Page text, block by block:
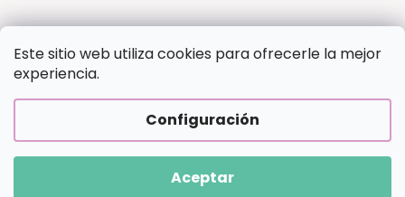
Este sitio web utiliza cookies para ofrecerle la mejor
experiencia.
Configuración
Aceptar
OPCIONES SEGURAS DE PAGO
Pintalotu.es. Todos los derechos reservados.